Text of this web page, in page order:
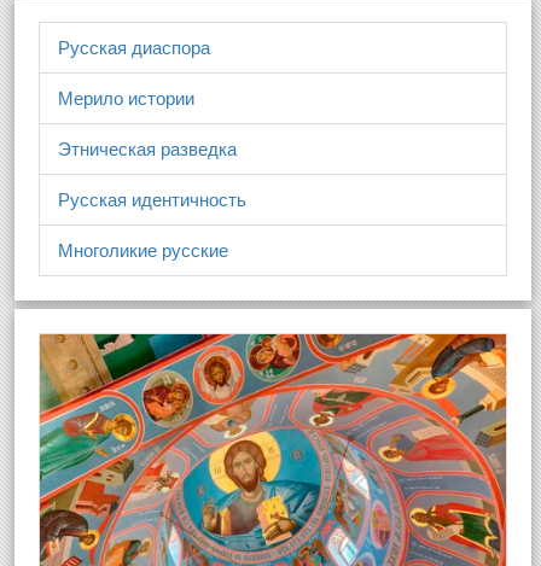
Русская диаспора
Мерило истории
Этническая разведка
Русская идентичность
Многоликие русские